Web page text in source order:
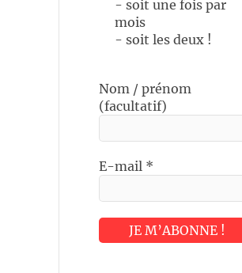
- soit une fois par
mois
- soit les deux !
Nom / prénom
(facultatif)
E-mail *